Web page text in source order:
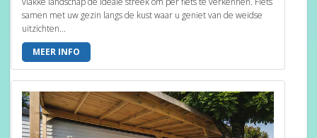
samen met uw gezin langs de kust waar u geniet van de weidse
uitzichten...
MEER INFO